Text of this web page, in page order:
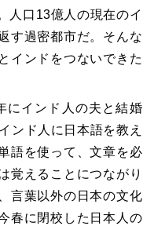
人口13億人の現在のイ
す過密都市だ。そんな
インドをつないできた
にインド人の夫と結婚
ンド人に日本語を教え
語を使って、文章を必
覚えることにつながり
言葉以外の日本の文化
春に閉校した日本人の